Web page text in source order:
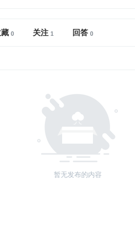
关注 回答
暂无发布的内容